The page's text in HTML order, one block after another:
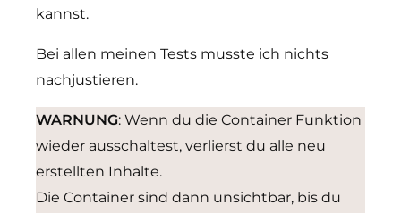
kannst.
Bei allen meinen Tests musste ich nichts
nachjustieren.
WARNUNG: Wenn du die Container Funktion
wieder ausschaltest, verlierst du alle neu
erstellten Inhalte.
Die Container sind dann unsichtbar, bis du